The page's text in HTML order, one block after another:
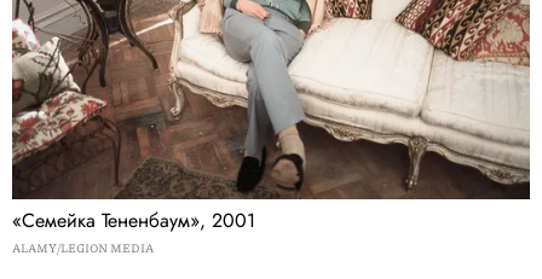
«Семейка Тененбаум», 2001
ALAMY/LEGION MEDIA